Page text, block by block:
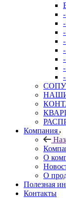
Компания
О
О
Полезная
Контакты